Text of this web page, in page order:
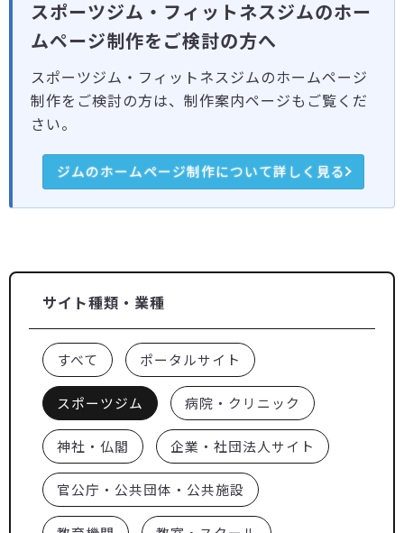
スポーツジム・フィットネスジムのホー
ムページ制作をご検討の方へ
スポーツジム・フィットネスジムのホームページ
制作をご検討の方は、制作案内ページもご覧くだ
さい。
ジムのホームページ制作について詳しく見る
サイト種類・業種
すべて ポータルサイト
スポーツジム 病院・クリニック
神社・仏閣 企業・社団法人サイト
官公庁・公共団体・公共施設